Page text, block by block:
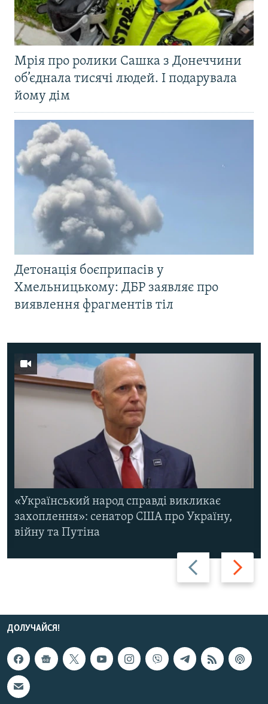
Мрія про ролики Сашка з Донеччини
об’єднала тисячі людей. І подарувала
йому дім
Детонація боєприпасів у
Хмельницькому: ДБР заявляє про
виявлення фрагментів тіл
Назад Вперед
«Український народ справді викликає
захоплення»: сенатор США про Україну,
війну та Путіна
ДОЛУЧАЙСЯ!